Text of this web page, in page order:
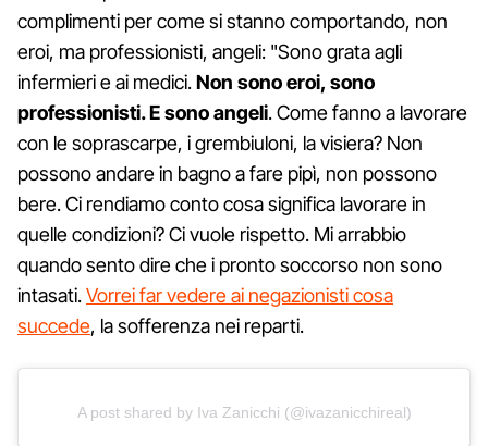
complimenti per come si stanno comportando, non
eroi, ma professionisti, angeli: "Sono grata agli
infermieri e ai medici.Non sono eroi, sono
professionisti. E sono angeli. Come fanno a lavorare
con le soprascarpe, i grembiuloni, la visiera? Non
possono andare in bagno a fare pipì, non possono
bere. Ci rendiamo conto cosa significa lavorare in
quelle condizioni? Ci vuole rispetto. Mi arrabbio
quando sento dire che i pronto soccorso non sono
intasati.Vorrei far vedere ai negazionisti cosa
succede, la sofferenza nei reparti.
A post shared by Iva Zanicchi (@ivazanicchireal)